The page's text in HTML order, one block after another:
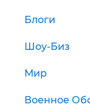
Блоги
Шоу-Биз
Мир
Военное